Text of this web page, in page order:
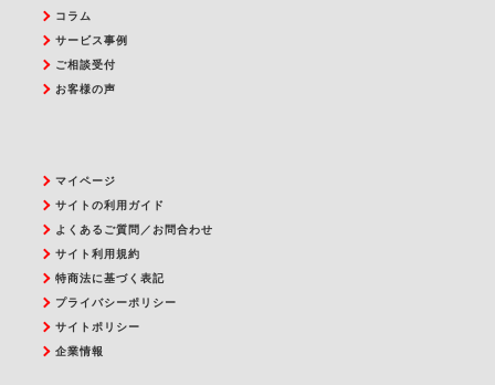
コラム
サービス事例
ご相談受付
お客様の声
マイページ
サイトの利用ガイド
よくあるご質問／お問合わせ
サイト利用規約
特商法に基づく表記
プライバシーポリシー
サイトポリシー
企業情報